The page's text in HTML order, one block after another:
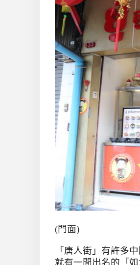
(門面)
「唐人街」有許多
就有一間出名的「